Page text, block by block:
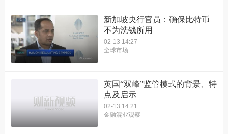
新加坡央行官员：确保比特币
不为洗钱所用
02-13 14:27
全球市场
英国“双峰”监管模式的背景、特
点及启示
02-13 14:21
金融混业观察